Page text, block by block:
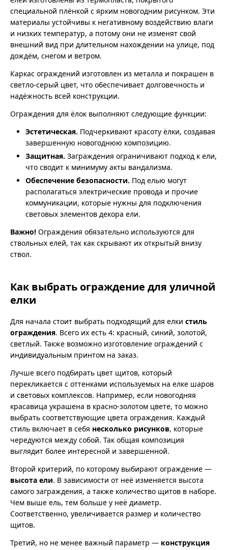
специальной плёнкой с ярким новогодним рисунком. Эти
материалы устойчивы к негативному воздействию влаги
и низких температур, а потому они не изменят свой
внешний вид при длительном нахождении на улице, под
дождём, снегом и ветром.
Каркас ограждений изготовлен из металла и покрашен в
светло-серый цвет, что обеспечивает долговечность и
надёжность всей конструкции.
Ограждения для ёлок выполняют следующие функции:
Эстетическая. Подчеркивают красоту ёлки, создавая
завершенную новогоднюю композицию.
Защитная. Заграждения ограничивают подход к ели,
что сводит к минимуму акты вандализма.
Обеспечение безопасности. Под елью могут
располагаться электрические провода и прочие
коммуникации, которые нужны для подключения
световых элементов декора ели.
Важно! Ограждения обязательно используются для
ствольных елей, так как скрывают их открытый внизу
ствол.
Как выбрать ограждение для уличной
елки
Для начала стоит выбрать подходящий для елки стиль
ограждения. Всего их есть 4: красный, синий, золотой,
светлый. Также возможно изготовление ограждений с
индивидуальным принтом на заказ.
Лучше всего подбирать цвет щитов, который
перекликается с оттенками используемых на елке шаров
и световых комплексов. Например, если новогодняя
красавица украшена в красно-золотом цвете, то можно
выбрать соответствующие цвета ограждения. Каждый
стиль включает в себя несколько рисунков, которые
чередуются между собой. Так общая композиция
выглядит более интересной и завершенной.
Второй критерий, по которому выбирают ограждение —
высота ели. В зависимости от неё изменяется высота
самого заграждения, а также количество щитов в наборе.
Чем выше ель, тем больше у неё диаметр.
Соответственно, увеличивается размер и количество
щитов.
Третий, но не менее важный параметр — конструкция